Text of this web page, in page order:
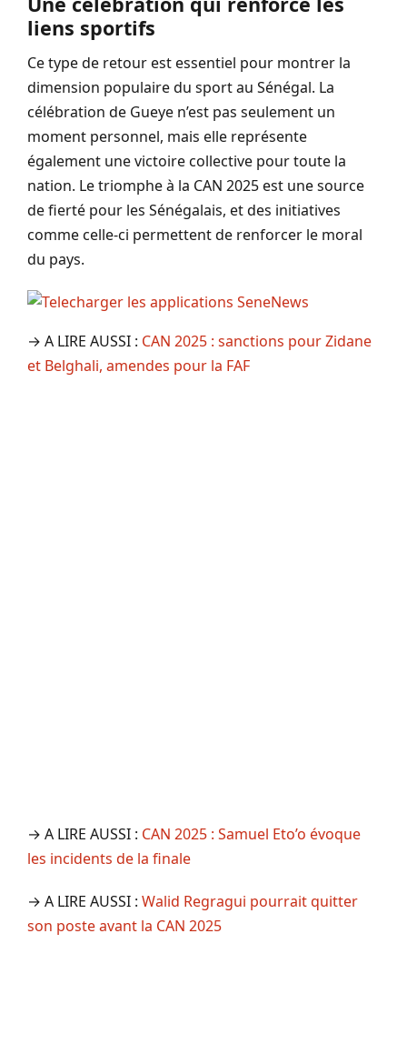
liens sportifs
Ce type de retour est essentiel pour montrer la
dimension populaire du sport au Sénégal. La
célébration de Gueye n’est pas seulement un
moment personnel, mais elle représente
également une victoire collective pour toute la
nation. Le triomphe à la CAN 2025 est une source
de fierté pour les Sénégalais, et des initiatives
comme celle-ci permettent de renforcer le moral
du pays.
→ A LIRE AUSSI : CAN 2025 : sanctions pour Zidane
et Belghali, amendes pour la FAF
→ A LIRE AUSSI : CAN 2025 : Samuel Eto’o évoque
les incidents de la finale
→ A LIRE AUSSI : Walid Regragui pourrait quitter
son poste avant la CAN 2025